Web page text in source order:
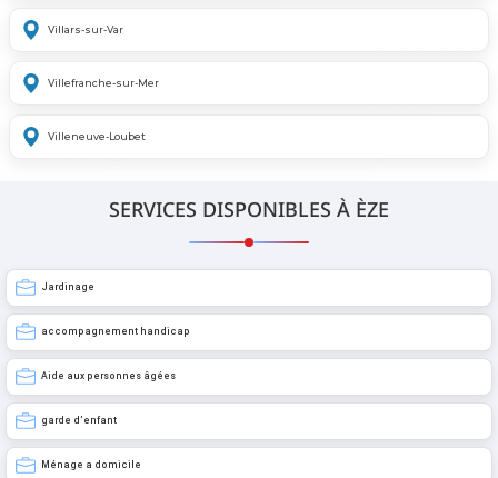
Villars-sur-Var
Villefranche-sur-Mer
Villeneuve-Loubet
SERVICES DISPONIBLES À ÈZE
Jardinage
accompagnement handicap
Aide aux personnes âgées
garde d’enfant
Ménage a domicile